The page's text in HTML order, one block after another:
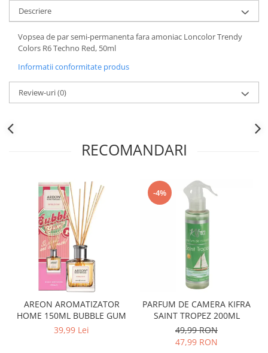
Ingrijire Corp
Gel de Dus
Lotiune
Igiena Intima
Igiena Orala
Ingrijire Copii & Bebelusi
Scutece Pampers
Servetele Umede
Sampon & Balsam copii
Deodorante
Roll-On
Produse de Ras
After Shave
Descriere
Vopsea de par semi-permanenta fara amoniac Loncolor Trendy
Colors R6 Techno Red, 50ml
Informatii conformitate produs
Review-uri(0)
RECOMANDARI
AREON AROMATIZATOR
HOME 150ML BUBBLE GUM
39,99 Lei
-4%
PARFUM DE CAMERA KIFRA
SAINT TROPEZ 200ML
49,99 RON
47,99 RON